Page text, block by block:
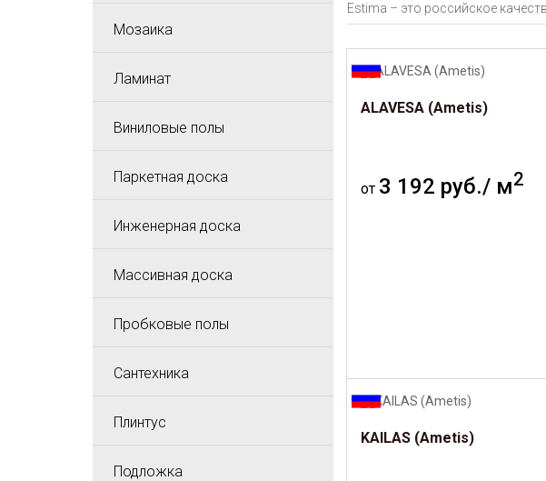
Мозаика
Ламинат
Виниловые полы
Паркетная доска
Инженерная доска
Массивная доска
Пробковые полы
Сантехника
Плинтус
Подложка
Estima – это российское
ALAVESA (Ametis)
от 3 192 руб./ м2
KAILAS (Ametis)